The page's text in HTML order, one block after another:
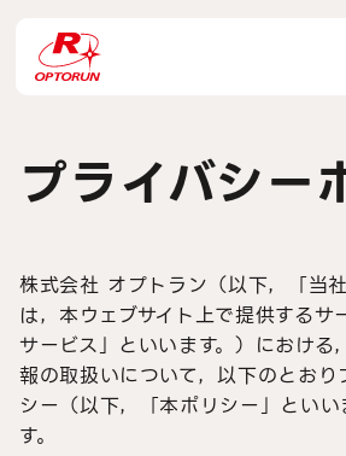
プライバシー
株式会社 オプトラン（以下，「当社
は，本ウェブサイト上で提供するサ
サービス」といいます。）における
報の取扱いについて，以下のとおり
シー（以下，「本ポリシー」とい
す。